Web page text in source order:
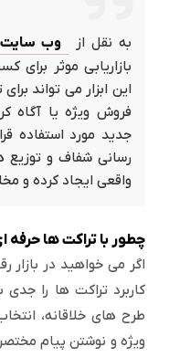
به نقل از وب سایت vistaprint
بازاریابی موثر برای
این ابزار می تواند
فروش ویژه یا آگاه
جدید مورد استفاده
رسانی شفاف و توزیع
واقعی ایجاد کرده و
چطور با تراکت ها حرفه
اگر می خواهید در بازار
کاربرد تراکت ها را جدی
طرح های خلاقانه،
ویژه و نوشتن پیام